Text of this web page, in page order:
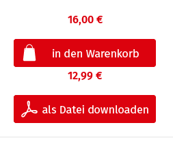
16,00 €
12,99 €